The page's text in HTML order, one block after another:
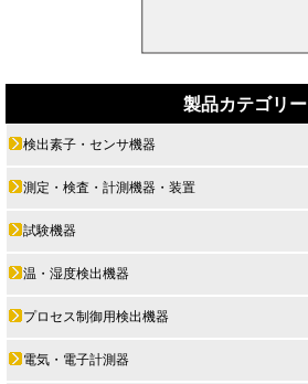
製品カテゴリー
検出素子・センサ機器
測定・検査・計測機器・装置
試験機器
温・湿度検出機器
プロセス制御用検出機器
電気・電子計測器